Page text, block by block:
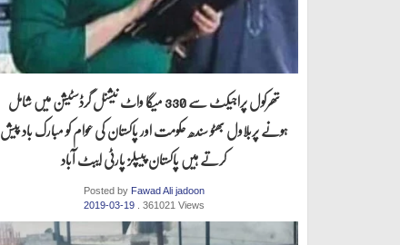
تھرکول پراجیکٹ سے 330 میگا واٹ نیشنل گرڈسٹیشن میں شامل
ہونے پربلاول بھٹو سندھ حکومت اور پاکستان کی عوام کو مبارک باد پیش
کرتے ہیں پاکستان پیپلز پارٹی ایبٹ آباد
Posted by Fawad Ali jadoon
2019-03-19
. 361021 Views